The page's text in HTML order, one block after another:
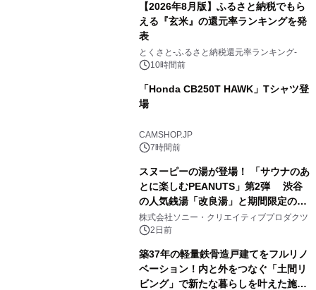
【2026年8月版】ふるさと納税でもら
える『玄米』の還元率ランキングを発
表
とくさと-ふるさと納税還元率ランキング-
10時間前
「Honda CB250T HAWK」Tシャツ登
場
CAMSHOP.JP
7時間前
スヌーピーの湯が登場！ 「サウナのあ
とに楽しむPEANUTS」第2弾 渋谷
の人気銭湯「改良湯」と期間限定のコ
ラボレーション サウナイキタイコラ
ボグッズも発売決定！
株式会社ソニー・クリエイティブプロダクツ
2日前
築37年の軽量鉄骨造戸建てをフルリノ
ベーション！内と外をつなぐ「土間リ
ビング」で新たな暮らしを叶えた施工